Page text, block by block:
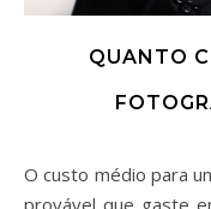
QUANTO
O custo médio para um fotógrafo de eventos é de 250€. É
provável que gaste